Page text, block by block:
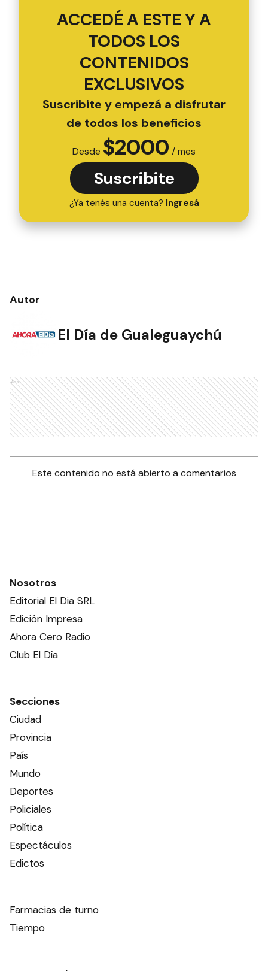
ACCEDÉ A ESTE Y A
TODOS LOS
CONTENIDOS
EXCLUSIVOS
Suscribite y empezá a disfrutar
de todos los beneficios
Desde $2000 / mes
Suscribite
¿Ya tenés una cuenta? Ingresá
Autor
El Día de Gualeguaychú
Ads
Este contenido no está abierto a comentarios
Nosotros
Editorial El Dia SRL
Edición Impresa
Ahora Cero Radio
Club El Día
Secciones
Ciudad
Provincia
País
Mundo
Deportes
Policiales
Política
Espectáculos
Edictos
Farmacias de turno
Tiempo